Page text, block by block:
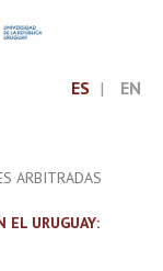
ES EN
ARBITRADAS
EL URUGUAY: